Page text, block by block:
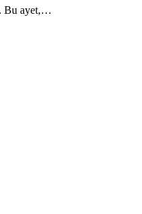
Bu ayet,…